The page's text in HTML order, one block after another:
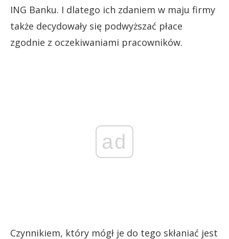
ING Banku. I dlatego ich zdaniem w maju firmy
także decydowały się podwyższać płace
zgodnie z oczekiwaniami pracowników.
ad
Czynnikiem, który mógł je do tego skłaniać jest